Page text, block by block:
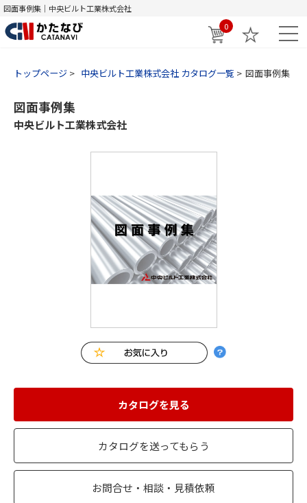
図面事例集｜中央ビルト工業株式会社
0
トップページ 中央ビルト工業株式会社 カタログ一覧 図面事例集
図面事例集
中央ビルト工業株式会社
カタログを見る
カタログを送ってもらう
お問合せ・相談・見積依頼